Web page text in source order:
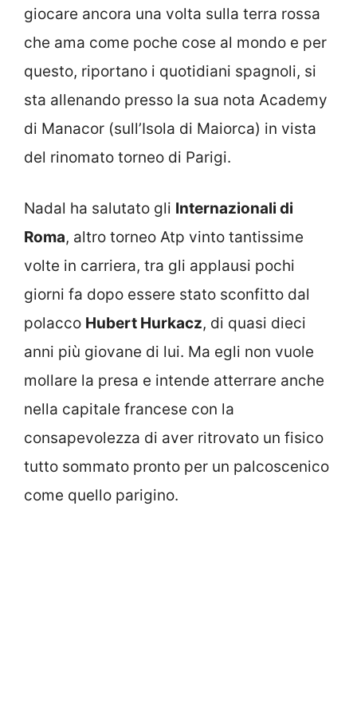
giocare ancora una volta sulla terra rossa
che ama come poche cose al mondo e per
questo, riportano i quotidiani spagnoli, si
sta allenando presso la sua nota Academy
di Manacor (sull’Isola di Maiorca) in vista
del rinomato torneo di Parigi.
Nadal ha salutato gli Internazionali di
Roma, altro torneo Atp vinto tantissime
volte in carriera, tra gli applausi pochi
giorni fa dopo essere stato sconfitto dal
polacco Hubert Hurkacz, di quasi dieci
anni più giovane di lui. Ma egli non vuole
mollare la presa e intende atterrare anche
nella capitale francese con la
consapevolezza di aver ritrovato un fisico
tutto sommato pronto per un palcoscenico
come quello parigino.